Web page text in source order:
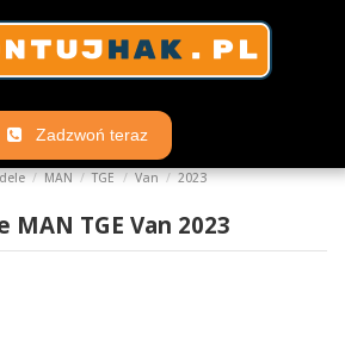
Zadzwoń teraz
MAN TGE Van 2023
MAN TGE Van 2023